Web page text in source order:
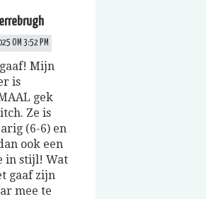
OM 3:52 PM
Mijn
is
gek
Ze is
(6-6) en
ook een
in stijl! Wat
gaaf zijn
mee te